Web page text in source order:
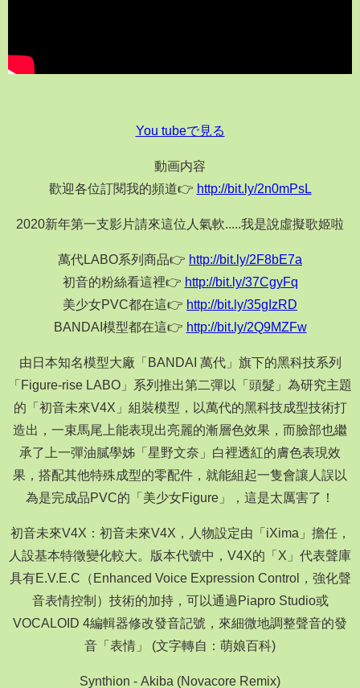
You tubeで見る
動画内容
歡迎各位訂閱我的頻道👉 http://bit.ly/2n0mPsL
2020新年第一支影片請來這位人氣軟.....我是說虛擬歌姬啦
萬代LABO系列商品👉 http://bit.ly/2F8bE7a
初音的粉絲看這裡👉 http://bit.ly/37CgyFq
美少女PVC都在這👉 http://bit.ly/35gIzRD
BANDAI模型都在這👉 http://bit.ly/2Q9MZFw
由日本知名模型大廠「BANDAI 萬代」旗下的黑科技系列
「Figure-rise LABO」系列推出第二彈以「頭髮」為研究主題
的「初音未來V4X」組裝模型，以萬代的黑科技成型技術打
造出，一束馬尾上能表現出亮麗的漸層色效果，而臉部也繼
承了上一彈油膩學姊「星野文奈」白裡透紅的膚色表現效
果，搭配其他特殊成型的零配件，就能組起一隻會讓人誤以
為是完成品PVC的「美少女Figure」，這是太厲害了！
初音未來V4X：初音未來V4X，人物設定由「iXima」擔任，
人設基本特徵變化較大。版本代號中，V4X的「X」代表聲庫
具有E.V.E.C（Enhanced Voice Expression Control，強化聲
音表情控制）技術的加持，可以通過Piapro Studio或
VOCALOID 4編輯器修改發音記號，來細微地調整聲音的發
音「表情」 (文字轉自：萌娘百科)
Synthion - Akiba (Novacore Remix)